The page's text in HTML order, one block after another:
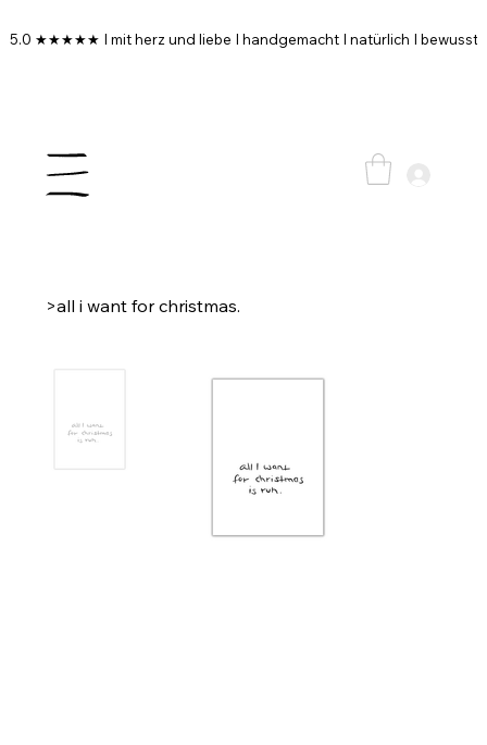
5.0 ★★★★★ I mit herz und liebe I handgemacht I natürlich I bewusst
>all i want for christmas.